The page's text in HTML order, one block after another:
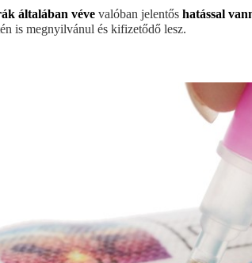
általában véve valóban jelentős hatással
is megnyilvánul és kifizetődő lesz.